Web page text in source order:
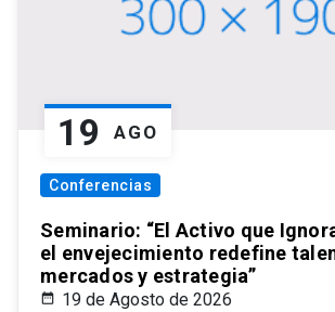
19 AGO
Conferencias
Seminario: “El Activo que
el envejecimiento redefine
mercados y estrategia”
19 de Agosto de 2026